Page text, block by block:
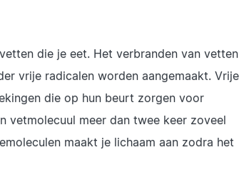
die je eet. Het verbranden van vetten
vrije radicalen worden aangemaakt. Vrije
die op hun beurt zorgen voor
vetmolecuul meer dan twee keer zoveel
maakt je lichaam aan zodra het